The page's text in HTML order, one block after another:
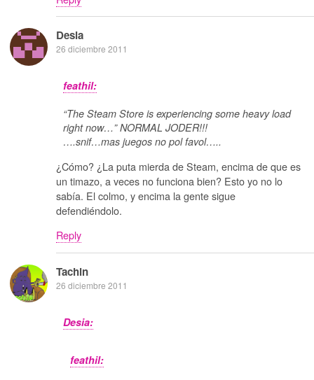
Desia
26 diciembre 2011
feathil:
“The Steam Store is experiencing some heavy load
right now…” NORMAL JODER!!!
….snif…mas juegos no pol favol…..
¿Cómo? ¿La puta mierda de Steam, encima de que es
un timazo, a veces no funciona bien? Esto yo no lo
sabía. El colmo, y encima la gente sigue
defendiéndolo.
Reply
Tachin
26 diciembre 2011
Desia:
feathil: